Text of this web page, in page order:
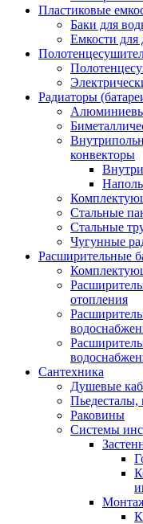
Пластиковые
Баки для
Емкости для
Радиаторы
конвекторы
Стальные
Стальные
Чугунные
Расширительные
отопления
Сантехника
Душевые
Пьедесталы,
Раковины
Системы